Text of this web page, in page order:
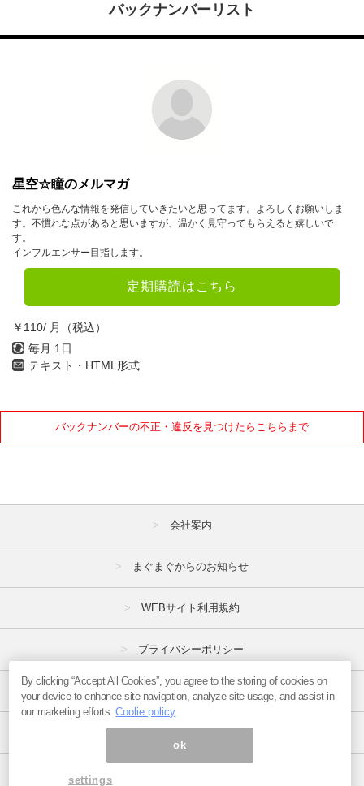
バックナンバーリスト
星空☆瞳のメルマガ
これから色んな情報を発信していきたいと思ってます。よろしくお願いしま
す。不慣れな点があると思いますが、温かく見守ってもらえると嬉しいで
す。
インフルエンサー目指します。
定期購読はこちら
￥110/ 月（税込）
毎月 1日
テキスト・HTML形式
バックナンバーの不正・違反を見つけたらこちらまで
会社案内
まぐまぐからのお知らせ
WEBサイト利用規約
プライバシーポリシー
特定商取引法
ページ内の商標は全て商標権者に属します。
By clicking “Accept All Cookies”, you agree to the storing of cookies on
your device to enhance site navigation, analyze site usage, and assist in
our marketing efforts.Coolie policy
ok
settings